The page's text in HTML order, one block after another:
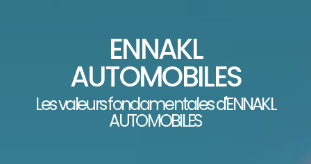
ENNAKL
AUTOMOBILES
Les valeurs fondamentales d'ENNAKL
AUTOMOBILES